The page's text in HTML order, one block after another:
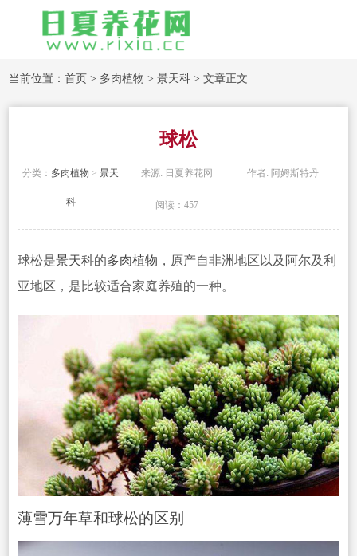
当前位置：首页 > 多肉植物 >景天科 > 文章正文
球松
分类： 多肉植物 >景天
科
来源: 日夏养花网 作者: 阿姆斯特丹
阅读：457
球松是景天科的多肉植物 ，原产自非洲地区以及阿尔及利
亚地区，是比较适合家庭养殖的一种。
薄雪万年草和球松的区别